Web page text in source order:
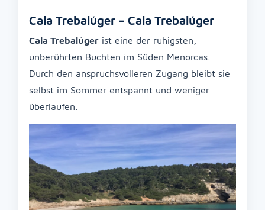
Cala Trebalúger – Cala Trebalúger
Cala Trebalúger ist eine der ruhigsten,
unberührten Buchten im Süden Menorcas.
Durch den anspruchsvolleren Zugang bleibt sie
selbst im Sommer entspannt und weniger
überlaufen.